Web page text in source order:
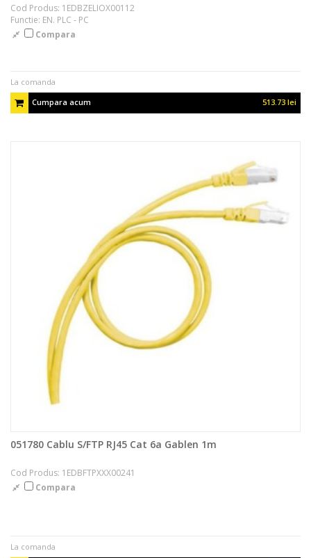
Cod Produs: 1EDBZELIOX00112
Functie: EN. PLC - PC
Compara
La comanda
Cumpara acum
513.73 lei
051780 Cablu S/FTP RJ45 Cat 6a Gablen 1m
Cod Produs: 1EDBFTPXXX00241
Compara
La comanda